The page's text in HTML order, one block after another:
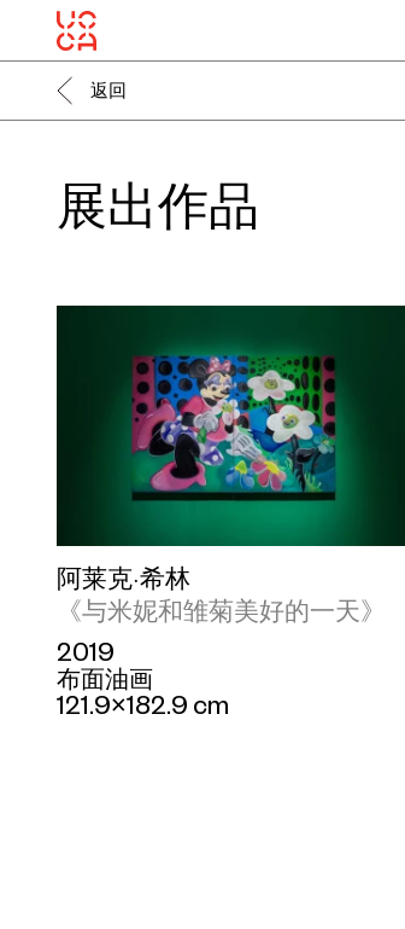
返回
展出作品
阿莱克·希林
《与米妮和雏菊美好的一天》
2019
布面油画
121.9×182.9 cm